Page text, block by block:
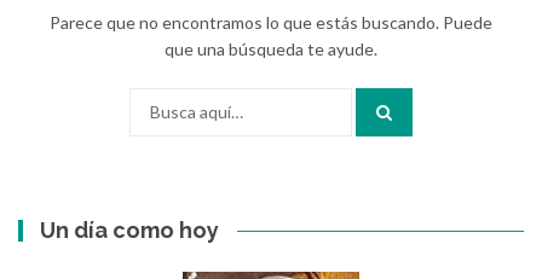
Parece que no encontramos lo que estás buscando. Puede
que una búsqueda te ayude.
Un día como hoy